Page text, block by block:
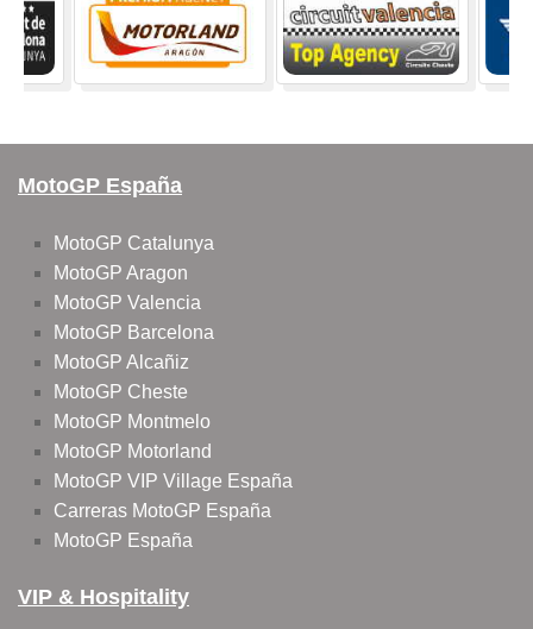
MotoGP España
MotoGP Catalunya
MotoGP Aragon
MotoGP Valencia
MotoGP Barcelona
MotoGP Alcañiz
MotoGP Cheste
MotoGP Montmelo
MotoGP Motorland
MotoGP VIP Village España
Carreras MotoGP España
MotoGP España
VIP & Hospitality